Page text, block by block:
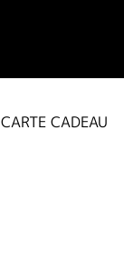
CARTE CADEAU